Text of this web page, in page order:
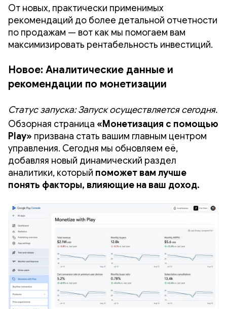
От новых, практически применимых
рекомендаций до более детальной отчетности
по продажам — вот как мы помогаем вам
максимизировать рентабельность инвестиций.
Новое: Аналитические данные и
рекомендации по монетизации
Статус запуска: Запуск осуществляется сегодня.
Обзорная страница «Монетизация с помощью
Play» призвана стать вашим главным центром
управления. Сегодня мы обновляем её,
добавляя новый динамический раздел
аналитики, который поможет вам лучше
понять факторы, влияющие на ваш доход.